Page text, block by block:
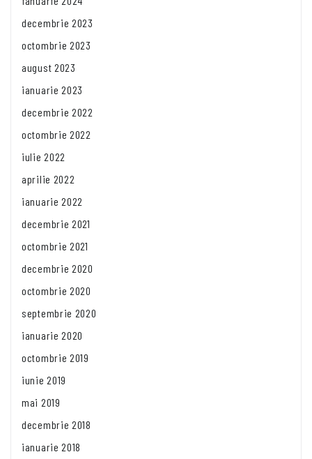
decembrie 2023
octombrie 2023
august 2023
ianuarie 2023
decembrie 2022
octombrie 2022
iulie 2022
aprilie 2022
ianuarie 2022
decembrie 2021
octombrie 2021
decembrie 2020
octombrie 2020
septembrie 2020
ianuarie 2020
octombrie 2019
iunie 2019
mai 2019
decembrie 2018
ianuarie 2018